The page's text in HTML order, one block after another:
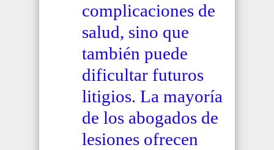
complicaciones de
salud, sino que
también puede
dificultar futuros
litigios. La mayoría
de los abogados de
lesiones ofrecen